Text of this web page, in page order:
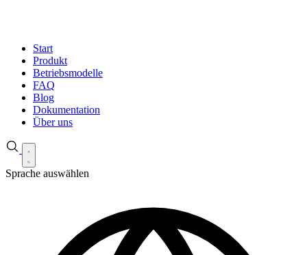
Start
Produkt
Betriebsmodelle
FAQ
Blog
Dokumentation
Über uns
Sprache auswählen